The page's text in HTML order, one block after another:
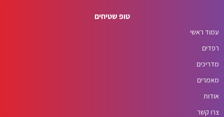
טופ שטיחים
עמוד ראשי
רפדים
מדריכים
מאמרים
אודות
צרו קשר